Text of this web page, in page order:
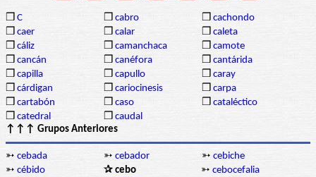
❒ C ❒ cabro ❒ cachondo
❒ caer ❒ calar ❒ caleta
❒ cáliz ❒ camanchaca ❒ camote
❒ cancán ❒ canéfora ❒ cantárida
❒ capilla ❒ capullo ❒ caray
❒ cárdigan ❒ cariocinesis ❒ carpa
❒ cartabón ❒ caso ❒ cataléctico
❒ catedral ❒ caudal
↑↑↑ Grupos Anteriores
➳ cebada ➳ cebador ➳ cebiche
➳ cébido ✰ cebo ➳ cebocefalia